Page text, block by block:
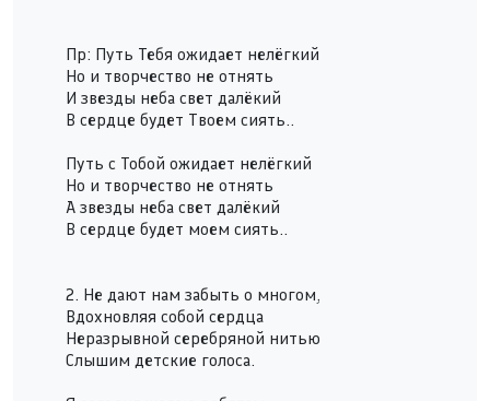
Пр: Путь Тебя ожидает нелёгкий
Но и творчество не отнять
И звезды неба свет далёкий
В сердце будет Твоем сиять..
Путь с Тобой ожидает нелёгкий
Но и творчество не отнять
А звезды неба свет далёкий
В сердце будет моем сиять..
2. Не дают нам забыть о многом,
Вдохновляя собой сердца
Неразрывной серебряной нитью
Слышим детские голоса.